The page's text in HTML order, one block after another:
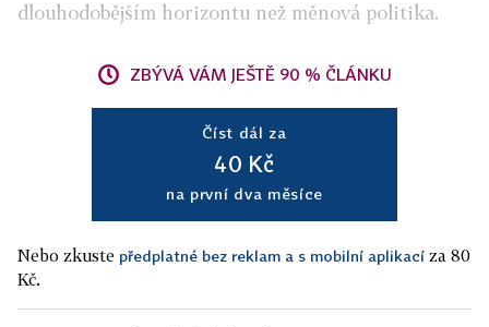
dlouhodobějším horizontu než měnová politika.
ZBÝVÁ VÁM JEŠTĚ 90 % ČLÁNKU
Číst dál za
40 Kč
na první dva měsíce
Nebo zkuste předplatné bez reklam a s mobilní aplikací za 80
Kč.